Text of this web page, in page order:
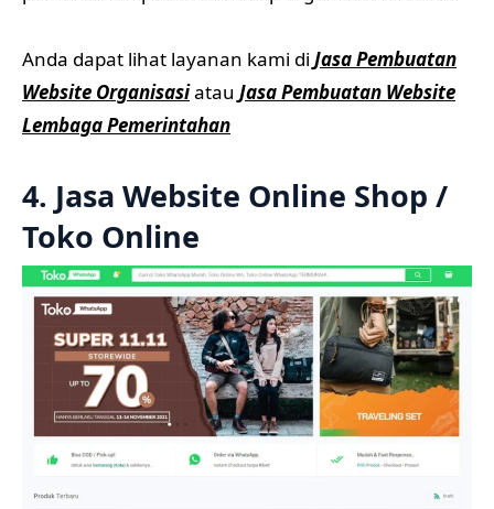
Anda dapat lihat layanan kami di Jasa Pembuatan
Website Organisasiatau Jasa Pembuatan Website
Lembaga Pemerintahan
4. Jasa Website Online Shop /
Toko Online